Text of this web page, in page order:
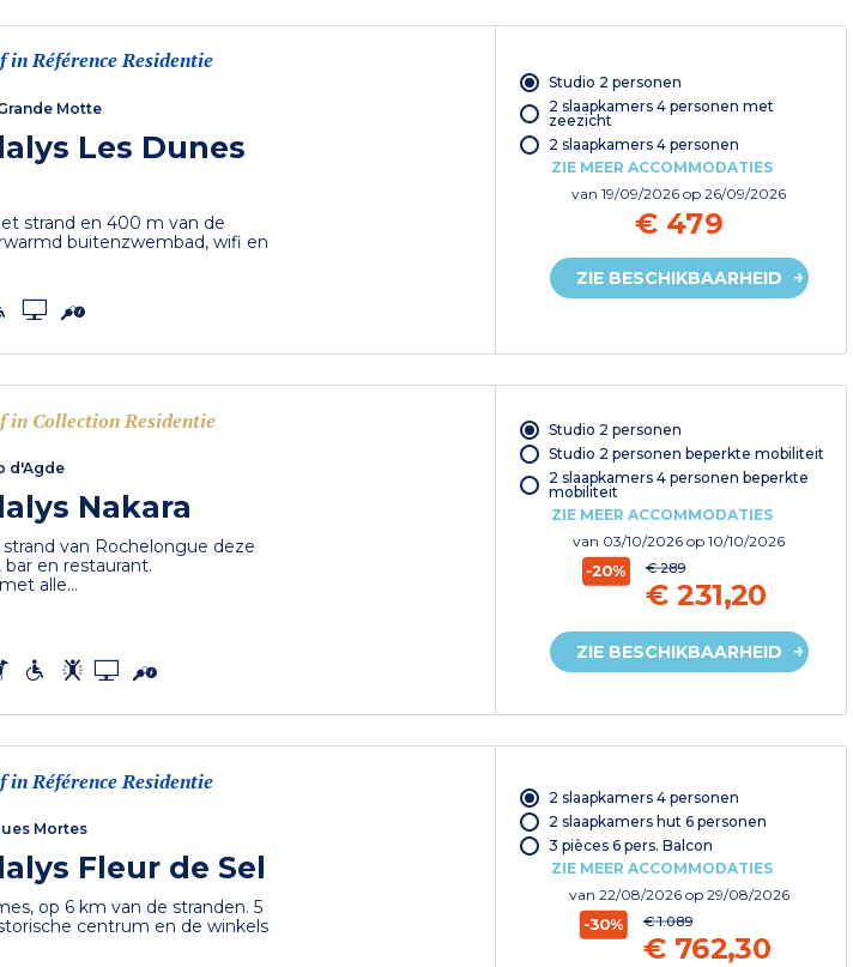
in Référence Residentie
Motte
Les Dunes
strand en 400 m van de
buitenzwembad, wifi en
Studio 2 personen
2 slaapkamers 4 personen met
zeezicht
2 slaapkamers 4 personen
ZIE MEER ACCOMMODATIES
van19/09/2026op 26/09/2026
€ 479
ZIE BESCHIKBAARHEID
in Collection Residentie
d'Agde
Nakara
van Rochelongue deze
en restaurant.
alle...
Studio 2 personen
Studio 2 personen beperkte mobiliteit
2 slaapkamers 4 personen beperkte
mobiliteit
ZIE MEER ACCOMMODATIES
van 03/10/2026op 10/10/2026
-20% € 289
€ 231,20
ZIE BESCHIKBAARHEID
in Référence Residentie
Mortes
Fleur de Sel
op 6 km van de stranden. 5
centrum en de winkels
2 slaapkamers 4 personen
2 slaapkamers hut 6 personen
3 pièces 6 pers. Balcon
ZIE MEER ACCOMMODATIES
van 22/08/2026 op 29/08/2026
-30% € 1.089
€ 762,30